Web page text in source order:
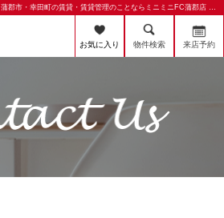
オーナー様専用お問い合わせフォーム | 蒲郡市・幸田町の賃貸・賃貸管理のことならミニミニFC蒲郡店 丸七住宅株式会社
お気に入り 物件検索 来店予約